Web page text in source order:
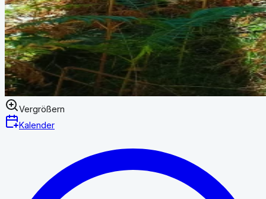
Vergrößern
Kalender